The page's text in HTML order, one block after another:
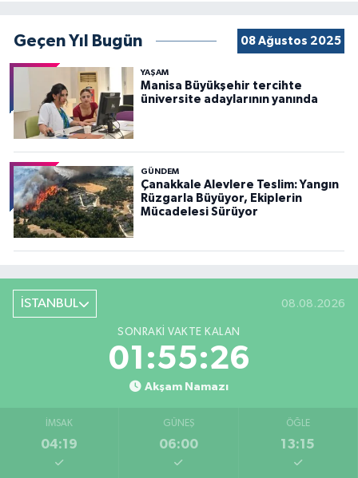
Geçen Yıl Bugün 08 Ağustos 2025
YAŞAM
Manisa Büyükşehir tercihte
üniversite adaylarının yanında
GÜNDEM
Çanakkale Alevlere Teslim: Yangın
Rüzgarla Büyüyor, Ekiplerin
Mücadelesi Sürüyor
İSTANBUL 08.08.2026
SONRAKI VAKTE KALAN
01:55:25
Akşam Namazı
İMSAK
04:19
GÜNEŞ
06:00
ÖĞLE
13:15